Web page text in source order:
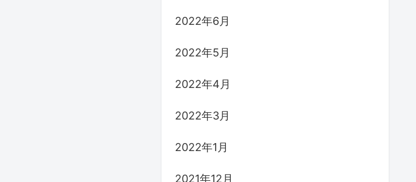
2022年6月
2022年5月
2022年4月
2022年3月
2022年1月
2021年12月